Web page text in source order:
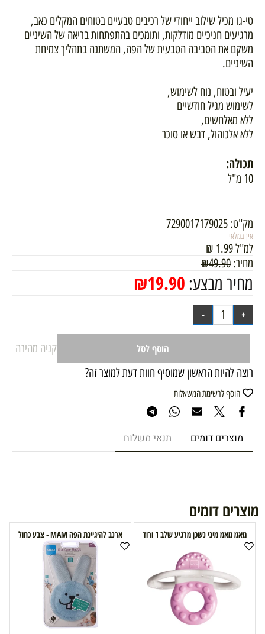
טי-גו מכיל שילוב ייחודי של רכיבים טבעיים בטוחים המקלים כאב,
מרגיעים חניכיים מודלקות, ותומכים בהתפתחות בריאה של השיניים
משקם את הסביבה הטבעית של הפה, המשתנה בתהליך צמיחת
השיניים.
יעיל ובטוח, נוח לשימוש,
לשימוש מגיל חודשיים
ללא מאלחשים,
ללא אלכוהול, דבש או סוכר
תכולה:
10 מ"ל
מק"ט: 7290017179025
אין במלאי
למ"ל1.99
₪
מחיר:
₪49.90
מחיר מבצע: ₪19.90
הוסף לסל
קניה מהירה
רוצה להיות הראשון שמוסיף חוות דעת למוצר זה?
הוסף לרשימת המשאלות
מוצרים דומים תנאי משלוח
מוצרים דומים
מאמ מאמ מיני נשכן מרגיע שלב 1 ורוד ארנב להיגיינת הפה MAM - צבע כחול